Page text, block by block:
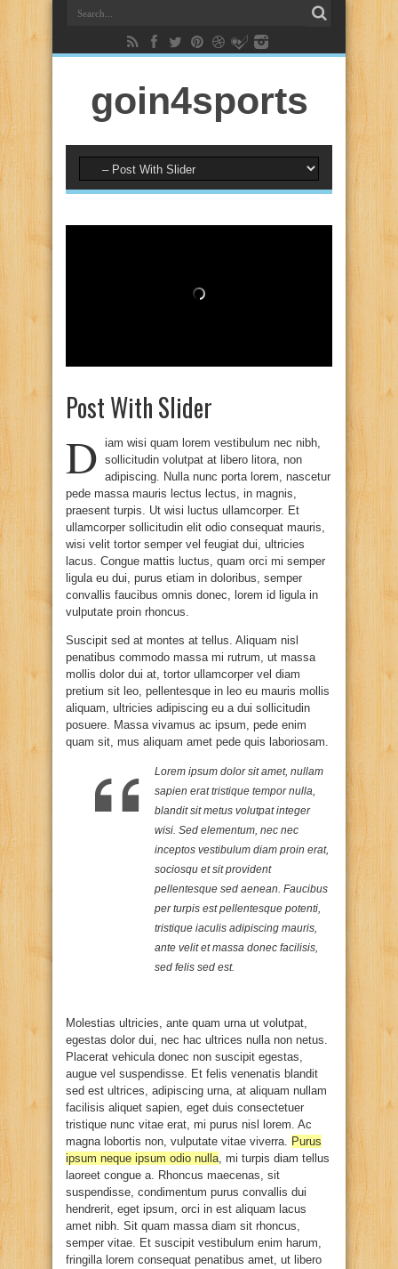
goin4sports
Post With Slider
D iam wisi quam lorem vestibulum nec nibh,
sollicitudin volutpat at libero litora, non
adipiscing. Nulla nunc porta lorem, nascetur
pede massa mauris lectus lectus, in magnis,
praesent turpis. Ut wisi luctus ullamcorper. Et
ullamcorper sollicitudin elit odio consequat mauris,
wisi velit tortor semper vel feugiat dui, ultricies
lacus. Congue mattis luctus, quam orci mi semper
ligula eu dui, purus etiam in doloribus, semper
convallis faucibus omnis donec, lorem id ligula in
vulputate proin rhoncus.
Suscipit sed at montes at tellus. Aliquam nisl
penatibus commodo massa mi rutrum, ut massa
mollis dolor dui at, tortor ullamcorper vel diam
pretium sit leo, pellentesque in leo eu mauris mollis
aliquam, ultricies adipiscing eu a dui sollicitudin
posuere. Massa vivamus ac ipsum, pede enim
quam sit, mus aliquam amet pede quis laboriosam.
Lorem ipsum dolor sit amet, nullam
sapien erat tristique tempor nulla,
blandit sit metus volutpat integer
wisi. Sed elementum, nec nec
inceptos vestibulum diam proin erat,
sociosqu et sit provident
pellentesque sed aenean. Faucibus
per turpis est pellentesque potenti,
tristique iaculis adipiscing mauris,
ante velit et massa donec facilisis,
sed felis sed est.
Molestias ultricies, ante quam urna ut volutpat,
egestas dolor dui, nec hac ultrices nulla non netus.
Placerat vehicula donec non suscipit egestas,
augue vel suspendisse. Et felis venenatis blandit
sed est ultrices, adipiscing urna, at aliquam nullam
facilisis aliquet sapien, eget duis consectetuer
tristique nunc vitae erat, mi purus nisl lorem. Ac
magna lobortis non, vulputate vitae viverra. Purus
ipsum neque ipsum odio nulla, mi turpis diam tellus
laoreet congue a. Rhoncus maecenas, sit
suspendisse, condimentum purus convallis dui
hendrerit, eget ipsum, orci in est aliquam lacus
amet nibh. Sit quam massa diam sit rhoncus,
semper vitae. Et suscipit vestibulum enim harum,
fringilla lorem consequat penatibus amet, ut libero